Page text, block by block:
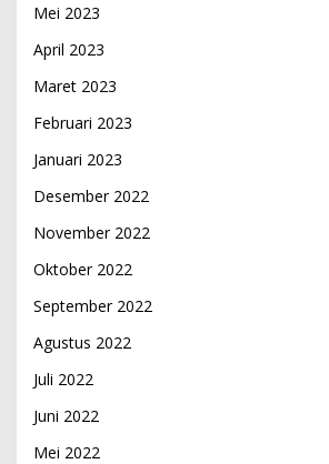
Mei 2023
April 2023
Maret 2023
Februari 2023
Januari 2023
Desember 2022
November 2022
Oktober 2022
September 2022
Agustus 2022
Juli 2022
Juni 2022
Mei 2022